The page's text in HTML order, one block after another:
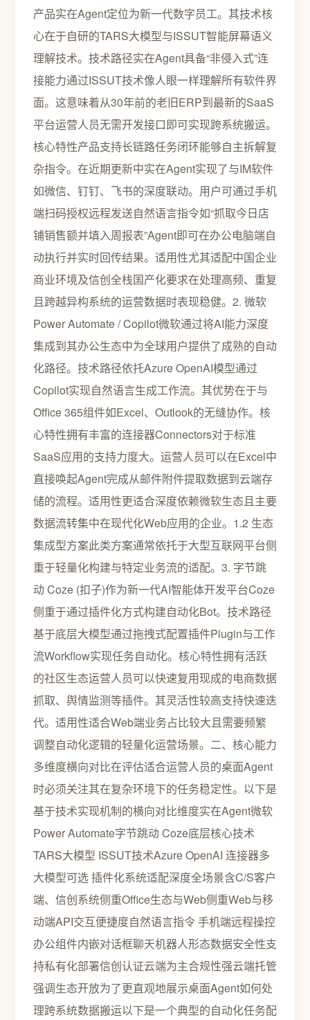
产品实在Agent定位为新一代数字员工。其技术核
心在于自研的TARS大模型与ISSUT智能屏幕语义
理解技术。技术路径实在Agent具备“非侵入式”连
接能力通过ISSUT技术像人眼一样理解所有软件界
面。这意味着从30年前的老旧ERP到最新的SaaS
平台运营人员无需开发接口即可实现跨系统搬运。
核心特性产品支持长链路任务闭环能够自主拆解复
杂指令。在近期更新中实在Agent实现了与IM软件
如微信、钉钉、飞书的深度联动。用户可通过手机
端扫码授权远程发送自然语言指令如“抓取今日店
铺销售额并填入周报表”Agent即可在办公电脑端自
动执行并实时回传结果。适用性尤其适配中国企业
商业环境及信创全栈国产化要求在处理高频、重复
且跨越异构系统的运营数据时表现稳健。2. 微软
Power Automate / Copilot微软通过将AI能力深度
集成到其办公生态中为全球用户提供了成熟的自动
化路径。技术路径依托Azure OpenAI模型通过
Copilot实现自然语言生成工作流。其优势在于与
Office 365组件如Excel、Outlook的无缝协作。核
心特性拥有丰富的连接器Connectors对于标准
SaaS应用的支持力度大。运营人员可以在Excel中
直接唤起Agent完成从邮件附件提取数据到云端存
储的流程。适用性更适合深度依赖微软生态且主要
数据流转集中在现代化Web应用的企业。1.2 生态
集成型方案此类方案通常依托于大型互联网平台侧
重于轻量化构建与特定业务流的适配。3. 字节跳
动 Coze (扣子)作为新一代AI智能体开发平台Coze
侧重于通过插件化方式构建自动化Bot。技术路径
基于底层大模型通过拖拽式配置插件Plugin与工作
流Workflow实现任务自动化。核心特性拥有活跃
的社区生态运营人员可以快速复用现成的电商数据
抓取、舆情监测等插件。其灵活性较高支持快速迭
代。适用性适合Web端业务占比较大且需要频繁
调整自动化逻辑的轻量化运营场景。二、核心能力
多维度横向对比在评估适合运营人员的桌面Agent
时必须关注其在复杂环境下的任务稳定性。以下是
基于技术实现机制的横向对比维度实在Agent微软
Power Automate字节跳动 Coze底层核心技术
TARS大模型 ISSUT技术Azure OpenAI 连接器多
大模型可选 插件化系统适配深度全场景含C/S客户
端、信创系统侧重Office生态与Web侧重Web与移
动端API交互便捷度自然语言指令 手机端远程操控
办公组件内嵌对话框聊天机器人形态数据安全性支
持私有化部署信创认证云端为主合规性强云端托管
强调生态开放为了更直观地展示桌面Agent如何处
理跨系统数据搬运以下是一个典型的自动化任务配